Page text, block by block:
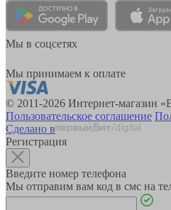
Мы в соцсетях
Мы принимаем к оплате
© 2011-2026 Интернет-магазин
Пользовательское соглашение
Сделано в
Регистрация
Введите номер телефона
Мы отправим вам код в смс на